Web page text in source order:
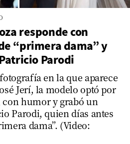
responde con
“primera dama” y
Parodi
en la que aparece
Jerí, la modelo optó por
humor y grabó un
Parodi, quien días antes
dama”. (Video: